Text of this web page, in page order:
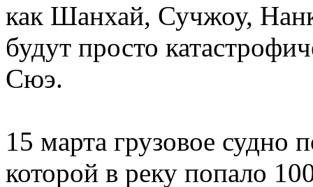
как Шанхай, Сучжоу,
будут просто
Сюэ.
15 марта грузовое судно
которой в реку попало